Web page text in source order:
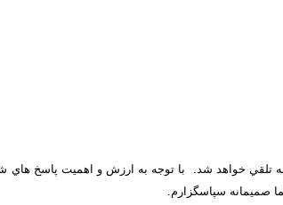
تلقي خواهد شد. با توجه به ارزش و اهميت پاسخ
صمیمانه سپاسگزارم.